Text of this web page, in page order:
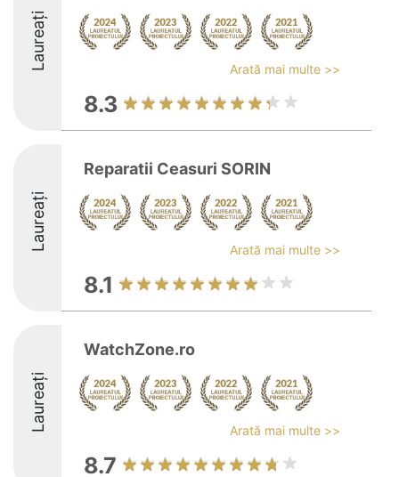
Laureați Arată mai multe >>
8.3
Laureați
Reparatii Ceasuri SORIN
Arată mai multe >>
8.1
Laureați
WatchZone.ro
Arată mai multe >>
8.7